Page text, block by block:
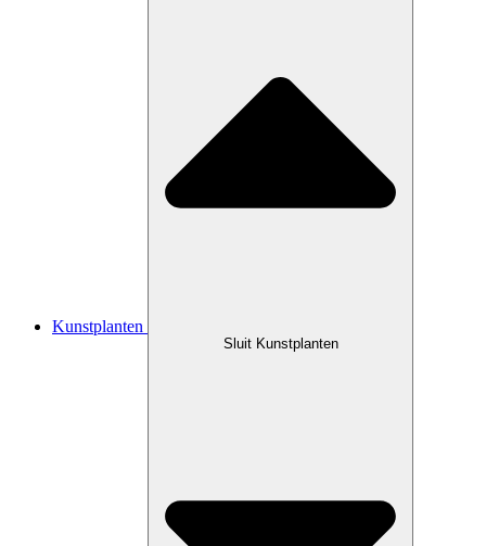
Kunstplanten
Sluit Kunstplanten